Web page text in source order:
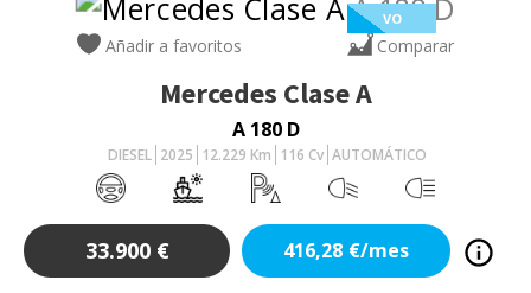
VO
Añadir a favoritos Comparar
Mercedes Clase A
A 180 D
DIESEL 2025 12.229 Km 116 Cv AUTOMÁTICO
33.900 € 416,28 €/mes